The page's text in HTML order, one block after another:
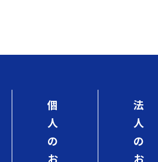
個
人
の
お
法
人
の
お